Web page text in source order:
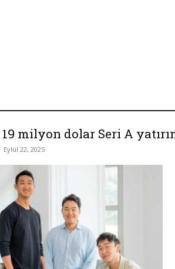
milyon dolar Seri A
Eylül 22, 2025